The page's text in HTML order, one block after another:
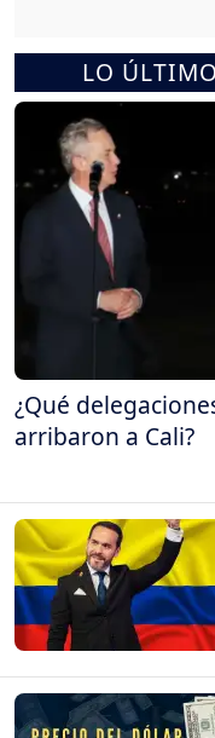
LO
¿Qué
arribaron a Cali?